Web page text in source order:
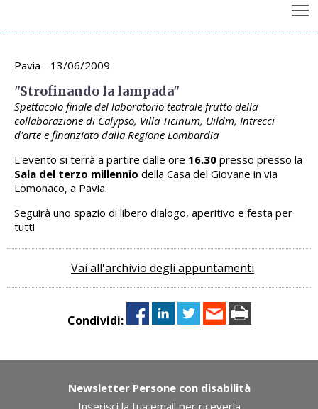
Archivio appuntamenti
Pavia - 13/06/2009
"Strofinando la lampada"
Spettacolo finale del laboratorio teatrale frutto della
collaborazione di Calypso, Villa Ticinum, Uildm, Intrecci
d'arte e finanziato dalla Regione Lombardia
L'evento si terrà a partire dalle ore 16.30 presso presso la
Sala del terzo millennio della Casa del Giovane in via
Lomonaco, a Pavia.
Seguirà uno spazio di libero dialogo, aperitivo e festa per
tutti
Vai all'archivio degli appuntamenti
Condividi:
Newsletter Persone con disabilità
Inserisci la tua email per riceverla